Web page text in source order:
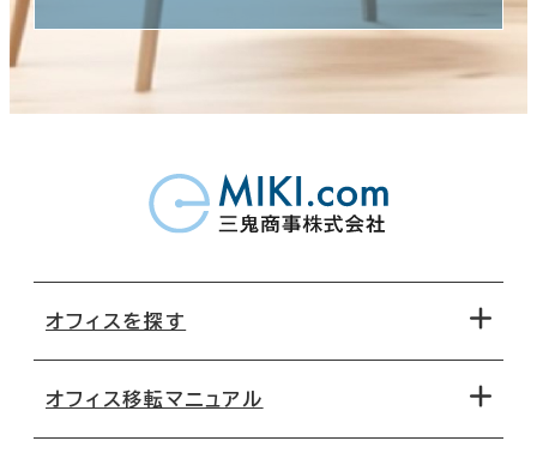
オフィスを探す
オフィス移転マニュアル